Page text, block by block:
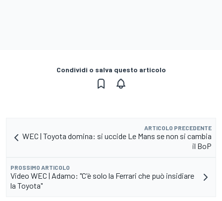
Condividi o salva questo articolo
ARTICOLO PRECEDENTE
WEC | Toyota domina: si uccide Le Mans se non si cambia
il BoP
PROSSIMO ARTICOLO
Video WEC | Adamo: "C'è solo la Ferrari che può insidiare
la Toyota"